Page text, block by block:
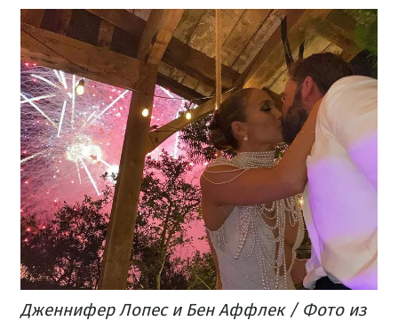
Дженнифер Лопес и Бен Аффлек / Фото из